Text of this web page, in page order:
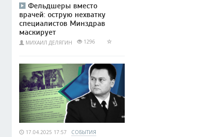
Фельдшеры вместо
врачей: острую нехватку
специалистов Минздрав
маскирует
МИХАИЛ ДЕЛЯГИН 1296
17.04.2025 17:57 СОБЫТИЯ